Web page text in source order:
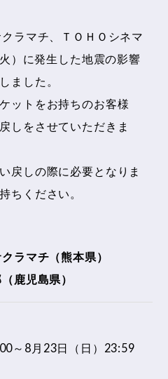
ラマチ、ＴＯＨＯシネマ
）に発生した地震の影響
ました。
ットをお持ちのお客様
しをさせていただきま
戻しの際に必要となりま
ちください。
ラマチ（熊本県）
鹿児島県）
～8月23日（日）23:59